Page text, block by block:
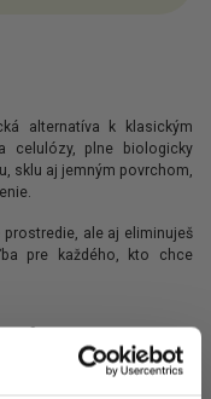
alternatíva k klasickým
celulózy, plne biologicky
sklu aj jemným povrchom,
ale aj eliminuješ
pre každého, kto chce